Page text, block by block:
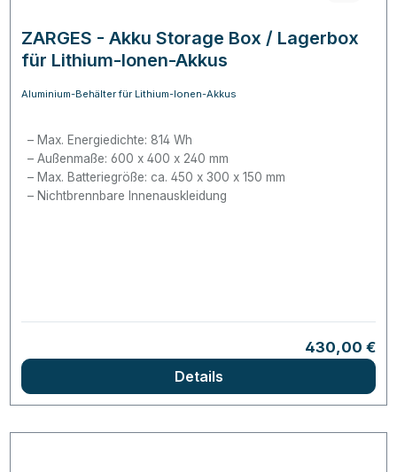
ZARGES - Akku Storage Box / Lagerbox
für Lithium-Ionen-Akkus
Aluminium-Behälter für Lithium-Ionen-Akkus
Max. Energiedichte: 814 Wh
Außenmaße: 600 x 400 x 240 mm
Max. Batteriegröße: ca. 450 x 300 x 150 mm
Nichtbrennbare Innenauskleidung
Regulärer
430,00 €
Details